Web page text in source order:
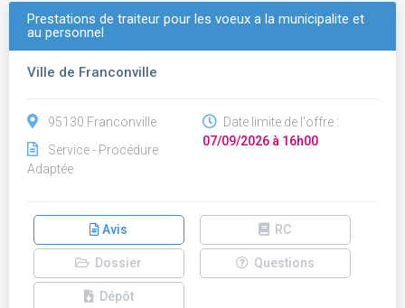
Prestations de traiteur pour les voeux a la municipalite et
au personnel
Ville de Franconville
95130 Franconville
Service - Procédure
Adaptée
Date limite de l'offre :
07/09/2026 à 16h00
Avis RC
Dossier Questions
Dépôt